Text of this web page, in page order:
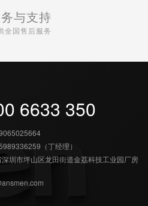
与支持
全国售后服务
6633 350
（丁经理）
圳市坪山区龙田街道金荔科技工业园厂房